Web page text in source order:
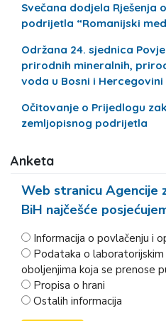
Svečana dodjela Rješenja
podrijetla “Romanijski
Održana 24. sjednica
prirodnih mineralnih,
voda u Bosni i Hercegovini
Očitovanje o Prijedlogu
zemljopisnog podrijetla
Anketa
Web stranicu Agencije
BiH najčešće
Informacija o povlačenju i
Podataka o laboratorijskim
oboljenjima koja se prenose
Propisa o hrani
Ostalih informacija